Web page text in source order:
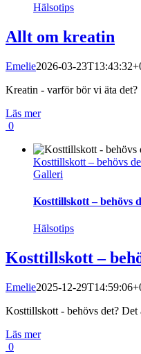
Hälsotips
Allt om kreatin
Emelie2026-03-
Kreatin - varför bör vi äta det?
Läs mer
0
Kosttillskott – behövs
Galleri
Kosttillskott – behövs
Hälsotips
Kosttillskott –
Emelie2025-12-
Kosttillskott - behövs det?
Läs mer
0